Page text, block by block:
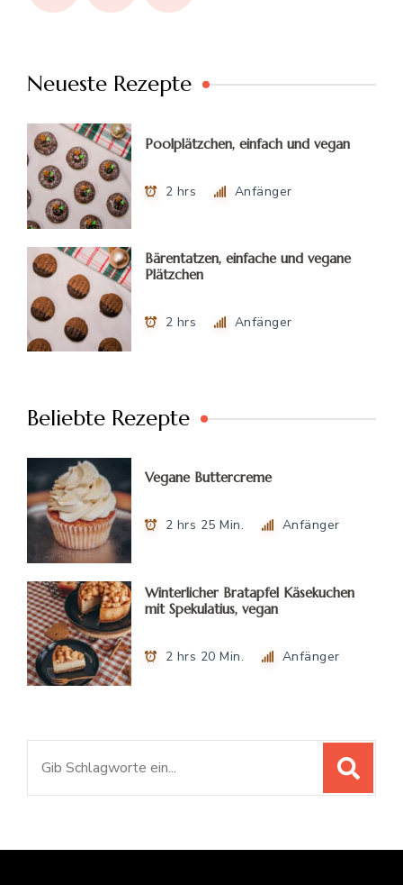
Neueste Rezepte
Poolplätzchen, einfach und vegan
2 hrs Anfänger
Bärentatzen, einfache und vegane
Plätzchen
2 hrs Anfänger
Beliebte Rezepte
Vegane Buttercreme
2 hrs 25 Min. Anfänger
Winterlicher Bratapfel Käsekuchen
mit Spekulatius, vegan
2 hrs 20 Min. Anfänger